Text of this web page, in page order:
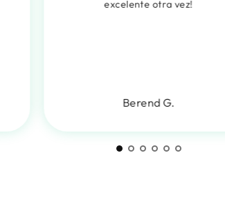
excelente otra vez!
Berend G.